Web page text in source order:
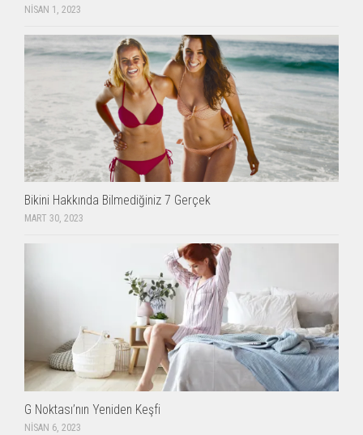
NISAN 1, 2023
Bikini Hakkında Bilmediğiniz 7 Gerçek
MART 30, 2023
G Noktası’nın Yeniden Keşfi
NISAN 6, 2023